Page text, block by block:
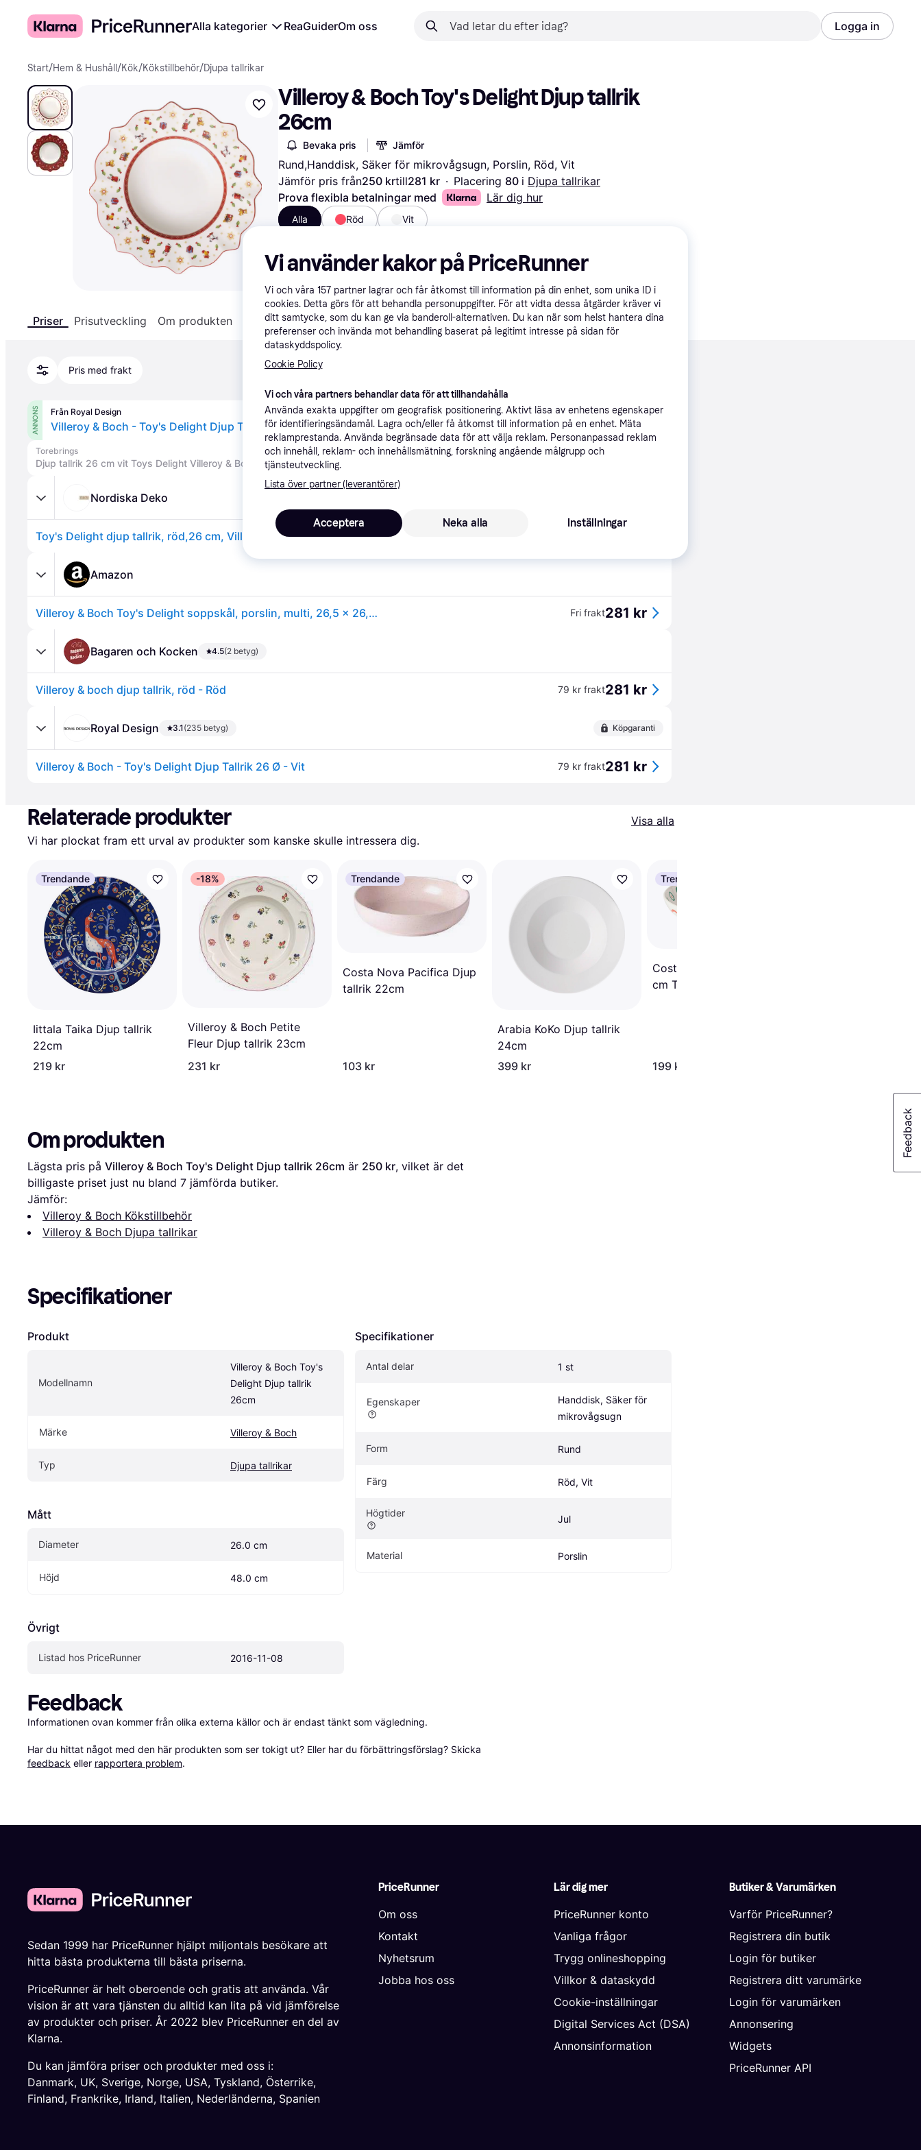
Alla kategorier ReaGuiderOm oss Logga in
Start/Hem & Hushåll /Kök/Kökstillbehör/Djupa tallrikar
Villeroy & Boch Toy's Delight Djup tallrik
26cm
Bevaka pris Jämför
Rund,Handdisk, Säker för mikrovågsugn, Porslin, Röd, Vit
Jämför pris från250 krtill281 kr · Placering 80 i Djupa tallrikar
Prova flexibla betalningar med
Lär dig hur
Alla Röd Vit
Priser Prisutveckling Om produkten Specifikationer
Pris med frakt
ANNONS Från Royal Design
Villeroy & Boch - Toy's Delight Djup Tallrik 26 Ø - Vit 79 kr frakt281 kr
Torebrings
Djup tallrik 26 cm vit Toys Delight Villeroy & Boch 49 kr frakt,1-5 dagar
Nordiska Deko
Toy's Delight djup tallrik, röd,26 cm, Villeroy&Boch-1485852700
Amazon
Villeroy & Boch Toy's Delight soppskål, porslin, multi, 26,5 x 26,8 x 14 cm, vit/färgglad, tallrik Fri frakt281 kr
Bagaren och Kocken 4.5(2 betyg)
Villeroy & boch djup tallrik, röd - Röd 79 kr frakt281 kr
Royal Design 3.1(235 betyg) Köpgaranti
Villeroy & Boch - Toy's Delight Djup Tallrik 26 Ø - Vit 79 kr frakt281 kr
Relaterade produkter
Visa alla
Vi har plockat fram ett urval av produkter som kanske skulle intressera dig.
Trendande
Iittala Taika Djup tallrik
22cm
219 kr
-18%
Villeroy & Boch Petite
Fleur Djup tallrik 23cm
231 kr
Trendande
Costa Nova Pacifica Djup
tallrik 22cm
103 kr
Arabia KoKo Djup tallrik
24cm
399 kr
Trendande
Costa Nova Pastaskål 25
cm Tulip Djup tallrik 25cm
199 kr
Om produkten
Lägsta pris på Villeroy & Boch Toy's Delight Djup tallrik 26cm är 250 kr, vilket är det
billigaste priset just nu bland 7 jämförda butiker.
Jämför:
Villeroy & Boch Kökstillbehör
Villeroy & Boch Djupa tallrikar
Specifikationer
Produkt
Modellnamn
Villeroy & Boch Toy's
Delight Djup tallrik
26cm
Märke Villeroy & Boch
Typ Djupa tallrikar
Mått
Diameter 26.0 cm
Höjd 48.0 cm
Övrigt
Listad hos PriceRunner 2016-11-08
Specifikationer
Antal delar 1 st
Egenskaper
Handdisk, Säker för
mikrovågsugn
Form Rund
Färg Röd, Vit
Högtider
Jul
Material Porslin
Feedback
Informationen ovan kommer från olika externa källor och är endast tänkt som vägledning.
Har du hittat något med den här produkten som ser tokigt ut? Eller har du förbättringsförslag? Skicka
feedback eller rapportera problem.
PriceRunner
Om oss
Kontakt
Nyhetsrum
Jobba hos oss
Lär dig mer
PriceRunner konto
Vanliga frågor
Trygg onlineshopping
Villkor & dataskydd
Cookie-inställningar
Digital Services Act (DSA)
Annonsinformation
Butiker & Varumärken
Varför PriceRunner?
Registrera din butik
Login för butiker
Registrera ditt varumärke
Login för varumärken
Annonsering
Widgets
PriceRunner API
Sedan 1999 har PriceRunner hjälpt miljontals besökare att
hitta bästa produkterna till bästa priserna.
PriceRunner är helt oberoende och gratis att använda. Vår
vision är att vara tjänsten du alltid kan lita på vid jämförelse
av produkter och priser. År 2022 blev PriceRunner en del av
Klarna.
Du kan jämföra priser och produkter med oss i:
Danmark, UK, Sverige, Norge, USA, Tyskland, Österrike,
Finland, Frankrike, Irland, Italien, Nederländerna, Spanien
Vi använder kakor på PriceRunner
Vi och våra 157 partner lagrar och får åtkomst till information på din enhet, som unika ID i
cookies. Detta görs för att behandla personuppgifter. För att vidta dessa åtgärder kräver vi
ditt samtycke, som du kan ge via banderoll-alternativen. Du kan när som helst hantera dina
preferenser och invända mot behandling baserat på legitimt intresse på sidan för
dataskyddspolicy.
Cookie Policy
Vi och våra partners behandlar data för att tillhandahålla
Använda exakta uppgifter om geografisk positionering. Aktivt läsa av enhetens egenskaper
för identifieringsändamål. Lagra och/eller få åtkomst till information på en enhet. Mäta
reklamprestanda. Använda begränsade data för att välja reklam. Personanpassad reklam
och innehåll, reklam- och innehållsmätning, forskning angående målgrupp och
tjänsteutveckling.
Lista över partner (leverantörer)
Neka alla
Acceptera Inställningar